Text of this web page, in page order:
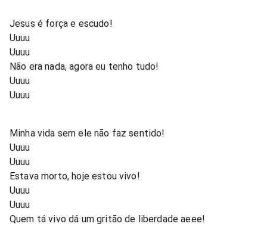
Jesus é força e escudo!
Uuuu
Uuuu
Não era nada, agora eu tenho tudo!
Uuuu
Uuuu
Minha vida sem ele não faz sentido!
Uuuu
Uuuu
Estava morto, hoje estou vivo!
Uuuu
Uuuu
Quem tá vivo dá um gritão de liberdade aeee!